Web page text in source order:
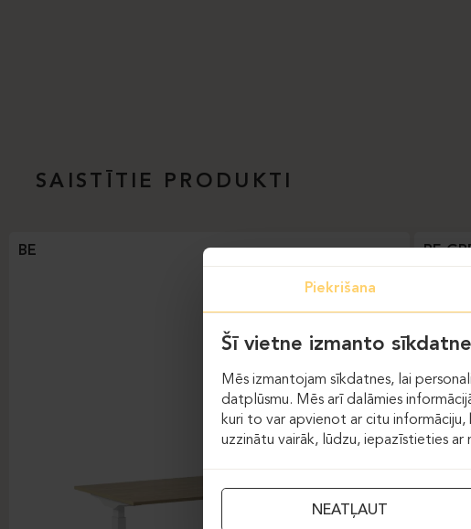
SAISTĪTIE PRODUKTI
BE BE
Piekrišana
Šī vietne izmanto
Mēs izmantojam sīkdatnes, lai
datplūsmu. Mēs arī dalāmies
kuri to var apvienot ar citu informāciju,
uzzinātu vairāk, lūdzu, iepazīstieties ar
NEATĻAUT